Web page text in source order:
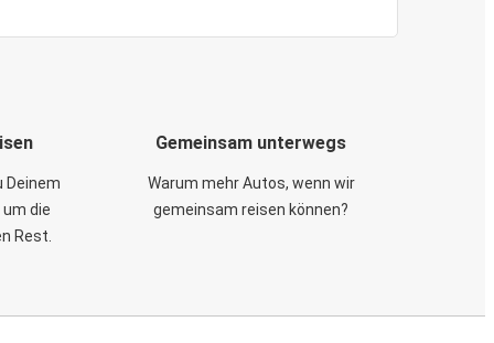
Deinem
die
Rest.
Gemeinsam unterwegs
Warum mehr Autos, wenn wir
gemeinsam reisen können?